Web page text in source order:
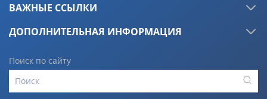
ВАЖНЫЕ ССЫЛКИ
ДОПОЛНИТЕЛЬНАЯ ИНФОРМАЦИЯ
Поиск по сайту